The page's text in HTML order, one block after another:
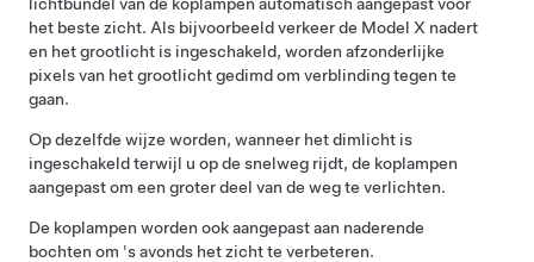
het beste zicht. Als bijvoorbeeld verkeer de Model X nadert
en het grootlicht is ingeschakeld, worden afzonderlijke
pixels van het grootlicht gedimd om verblinding tegen te
gaan.
Op dezelfde wijze worden, wanneer het dimlicht is
ingeschakeld terwijl u op de snelweg rijdt, de koplampen
aangepast om een groter deel van de weg te verlichten.
De koplampen worden ook aangepast aan naderende
bochten om 's avonds het zicht te verbeteren.